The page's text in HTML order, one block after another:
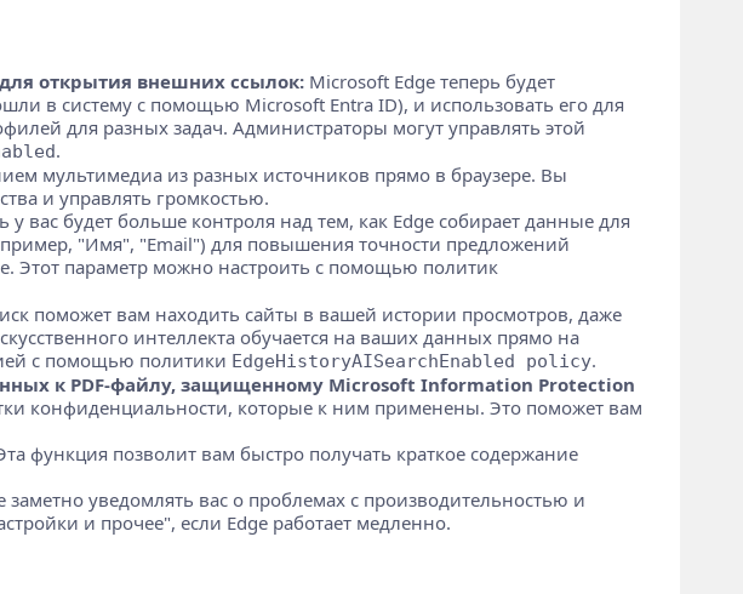
открытия внешних ссылок:Microsoft Edge теперь будет
в систему с помощью Microsoft Entra ID), и использовать его для
для разных задач. Администраторы могут управлять этой
.
мультимедиа из разных источников прямо в браузере. Вы
и управлять громкостью.
у вас будет больше контроля над тем, как Edge собирает данные для
"Имя", "Email") для повышения точности предложений
Этот параметр можно настроить с помощью политик
поможет вам находить сайты в вашей истории просмотров, даже
интеллекта обучается на ваших данных прямо на
с помощью политики EdgeHistoryAISearchEnabled policy.
к PDF-файлу, защищенному Microsoft Information Protection
конфиденциальности, которые к ним применены. Это поможет вам
функция позволит вам быстро получать краткое содержание
заметно уведомлять вас о проблемах с производительностью и
и прочее", если Edge работает медленно.